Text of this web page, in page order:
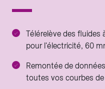
Télérelève des fluides
pour l'électricité, 60
Remontée de
toutes vos courbes